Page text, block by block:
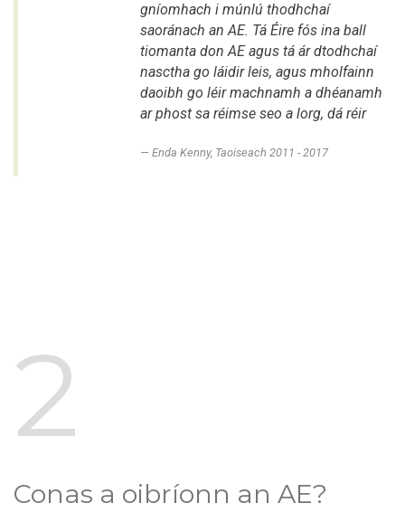
gníomhach i múnlú thodhchaí
saoránach an AE. Tá Éire fós ina ball
tiomanta don AE agus tá ár dtodhchaí
nasctha go láidir leis, agus mholfainn
daoibh go léir machnamh a dhéanamh
ar phost sa réimse seo a lorg, dá réir
Enda Kenny, Taoiseach 2011 - 2017
2
Conas a oibríonn an AE?